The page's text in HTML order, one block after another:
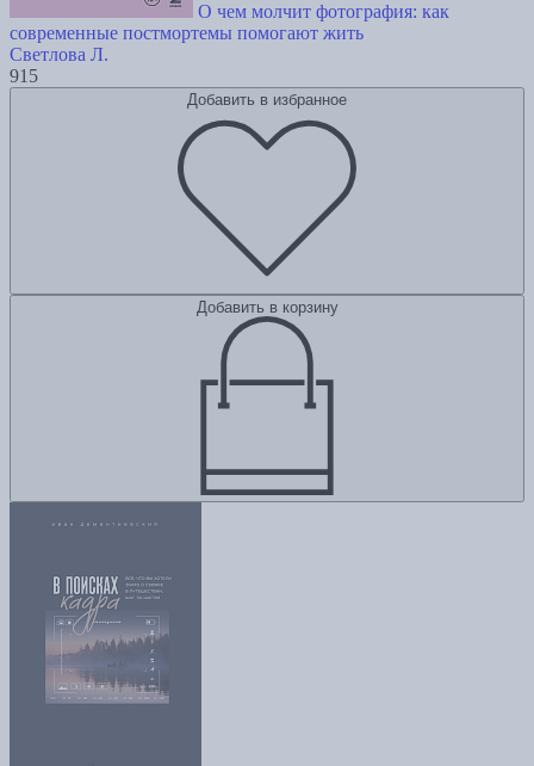
О чем молчит фотография: как
современные постмортемы помогают жить
Светлова Л.
915
Добавить в избранное
Добавить в корзину